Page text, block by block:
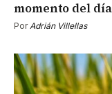
momento del día
PorAdrián Villellas